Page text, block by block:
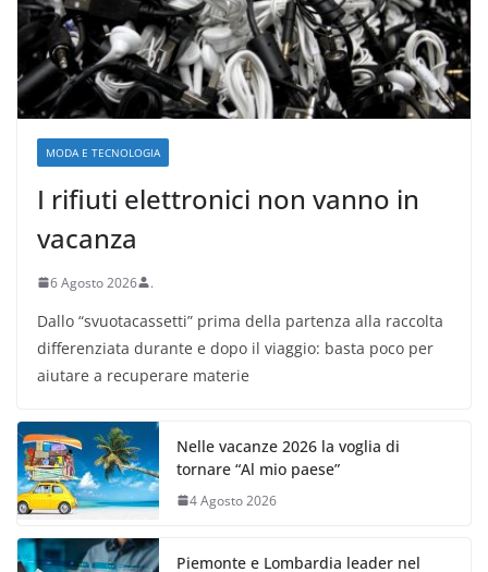
MODA E TECNOLOGIA
I rifiuti elettronici non vanno in
vacanza
6 Agosto 2026 .
Dallo “svuotacassetti” prima della partenza alla raccolta
differenziata durante e dopo il viaggio: basta poco per
aiutare a recuperare materie
Nelle vacanze 2026 la voglia di
tornare “Al mio paese”
4 Agosto 2026
Piemonte e Lombardia leader nel